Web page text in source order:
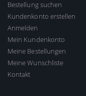
Bestellung suchen
Kundenkonto erstellen
Anmelden
Mein Kundenkonto
Meine Bestellungen
Meine Wunschliste
Kontakt